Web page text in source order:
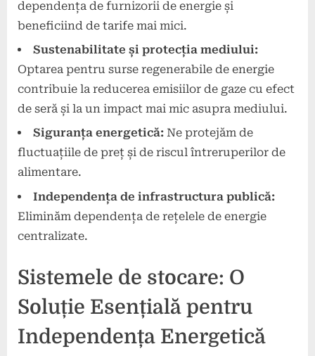
dependența de furnizorii de energie și
beneficiind de tarife mai mici.
Sustenabilitate și protecția mediului:
Optarea pentru surse regenerabile de energie
contribuie la reducerea emisiilor de gaze cu efect
de seră și la un impact mai mic asupra mediului.
Siguranța energetică: Ne protejăm de
fluctuațiile de preț și de riscul întreruperilor de
alimentare.
Independența de infrastructura publică:
Eliminăm dependența de rețelele de energie
centralizate.
Sistemele de stocare: O
Soluție Esențială pentru
Independența Energetică